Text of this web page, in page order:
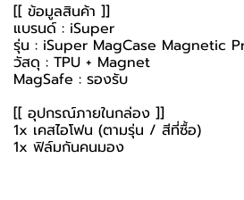
[[ ข้อมูลสินค้า ]]
แบรนด์ : iSuper
รุ่น : iSuper MagCase Magnetic
วัสดุ : TPU + Magnet
MagSafe : รองรับ
[[ อุปกรณ์ภายในกล่อง ]]
1x เคสไอโฟน (ตามรุ่น / สีที่ซื้อ)
1x ฟิล์มกันคนมอง